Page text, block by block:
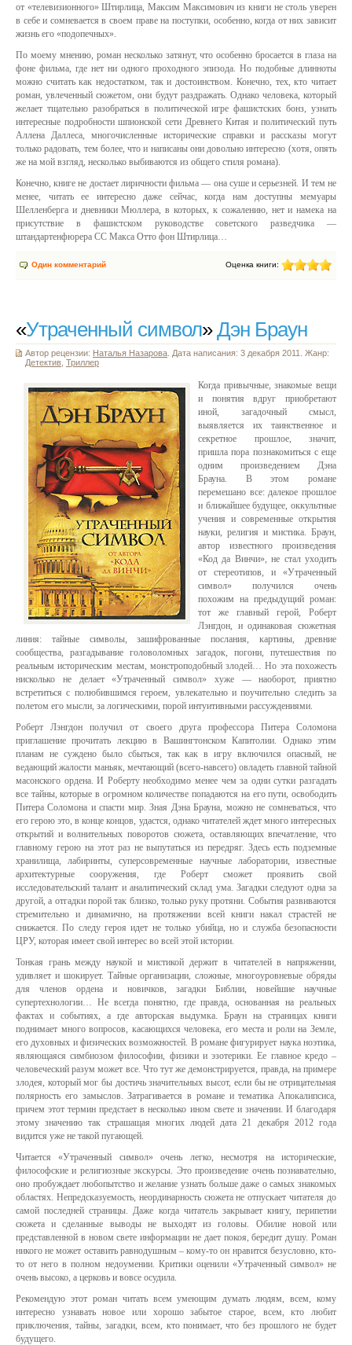
от «телевизионного» Штирлица, Максим Максимович из книги не столь уверен
в себе и сомневается в своем праве на поступки, особенно, когда от них зависит
жизнь его «подопечных».
По моему мнению, роман несколько затянут, что особенно бросается в глаза на
фоне фильма, где нет ни одного проходного эпизода. Но подобные длинноты
можно считать как недостатком, так и достоинством. Конечно, тех, кто читает
роман, увлеченный сюжетом, они будут раздражать. Однако человека, который
желает тщательно разобраться в политической игре фашистских бонз, узнать
интересные подробности шпионской сети Древнего Китая и политический путь
Аллена Даллеса, многочисленные исторические справки и рассказы могут
только радовать, тем более, что и написаны они довольно интересно (хотя, опять
же на мой взгляд, несколько выбиваются из общего стиля романа).
Конечно, книге не достает лиричности фильма — она суше и серьезней. И тем не
менее, читать ее интересно даже сейчас, когда нам доступны мемуары
Шелленберга и дневники Мюллера, в которых, к сожалению, нет и намека на
присутствие в фашистском руководстве советского разведчика —
штандартенфюрера СС Макса Отто фон Штирлица…
Один комментарий Оценка книги:
«Утраченный символ»Дэн Браун
Автор рецензии: Наталья Назарова . Дата написания: 3 декабря 2011. Жанр:
Детектив Триллер
Когда привычные, знакомые вещи
и понятия вдруг приобретают
иной, загадочный смысл,
выявляется их таинственное и
секретное прошлое, значит,
пришла пора познакомиться с еще
одним произведением Дэна
Брауна. В этом романе
перемешано все: далекое прошлое
и ближайшее будущее, оккультные
учения и современные открытия
науки, религия и мистика. Браун,
автор известного произведения
«Код да Винчи», не стал уходить
от стереотипов, и «Утраченный
символ» получился очень
похожим на предыдущий роман:
тот же главный герой, Роберт
Лэнгдон, и одинаковая сюжетная
линия: тайные символы, зашифрованные послания, картины, древние
сообщества, разгадывание головоломных загадок, погони, путешествия по
реальным историческим местам, монстроподобный злодей… Но эта похожесть
нисколько не делает «Утраченный символ» хуже — наоборот, приятно
встретиться с полюбившимся героем, увлекательно и поучительно следить за
полетом его мысли, за логическими, порой интуитивными рассуждениями.
Роберт Лэнгдон получил от своего друга профессора Питера Соломона
приглашение прочитать лекцию в Вашингтонском Капитолии. Однако этим
планам не суждено было сбыться, так как в игру включился опасный, не
ведающий жалости маньяк, мечтающий (всего-навсего) овладеть главной тайной
масонского ордена. И Роберту необходимо менее чем за одни сутки разгадать
все тайны, которые в огромном количестве попадаются на его пути, освободить
Питера Соломона и спасти мир. Зная Дэна Брауна, можно не сомневаться, что
его герою это, в конце концов, удастся, однако читателей ждет много интересных
открытий и волнительных поворотов сюжета, оставляющих впечатление, что
главному герою на этот раз не выпутаться из передряг. Здесь есть подземные
хранилища, лабиринты, суперсовременные научные лаборатории, известные
архитектурные сооружения, где Роберт сможет проявить свой
исследовательский талант и аналитический склад ума. Загадки следуют одна за
другой, а отгадки порой так близко, только руку протяни. События развиваются
стремительно и динамично, на протяжении всей книги накал страстей не
снижается. По следу героя идет не только убийца, но и служба безопасности
ЦРУ, которая имеет свой интерес во всей этой истории.
Тонкая грань между наукой и мистикой держит в читателей в напряжении,
удивляет и шокирует. Тайные организации, сложные, многоуровневые обряды
для членов ордена и новичков, загадки Библии, новейшие научные
супертехнологии… Не всегда понятно, где правда, основанная на реальных
фактах и событиях, а где авторская выдумка. Браун на страницах книги
поднимает много вопросов, касающихся человека, его места и роли на Земле,
его духовных и физических возможностей. В романе фигурирует наука ноэтика,
являющаяся симбиозом философии, физики и эзотерики. Ее главное кредо –
человеческий разум может все. Что тут же демонстрируется, правда, на примере
злодея, который мог бы достичь значительных высот, если бы не отрицательная
полярность его замыслов. Затрагивается в романе и тематика Апокалипсиса,
причем этот термин предстает в несколько ином свете и значении. И благодаря
этому значению так страшащая многих людей дата 21 декабря 2012 года
видится уже не такой пугающей.
Читается «Утраченный символ» очень легко, несмотря на исторические,
философские и религиозные экскурсы. Это произведение очень познавательно,
оно пробуждает любопытство и желание узнать больше даже о самых знакомых
областях. Непредсказуемость, неординарность сюжета не отпускает читателя до
самой последней страницы. Даже когда читатель закрывает книгу, перипетии
сюжета и сделанные выводы не выходят из головы. Обилие новой или
представленной в новом свете информации не дает покоя, бередит душу. Роман
никого не может оставить равнодушным – кому-то он нравится безусловно, кто-
то от него в полном недоумении. Критики оценили «Утраченный символ» не
очень высоко, а церковь и вовсе осудила.
Рекомендую этот роман читать всем умеющим думать людям, всем, кому
интересно узнавать новое или хорошо забытое старое, всем, кто любит
приключения, тайны, загадки, всем, кто понимает, что без прошлого не будет
будущего.